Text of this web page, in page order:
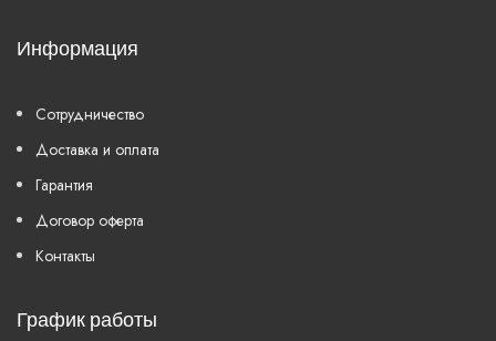
Информация
Сотрудничество
Доставка и оплата
Гарантия
Договор оферта
Контакты
График работы